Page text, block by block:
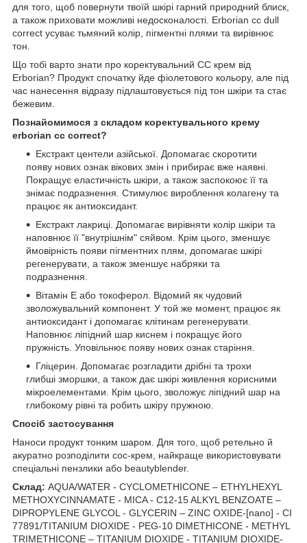
для того, щоб повернути твоїй шкірі гарний природний блиск,
а також приховати можливі недосконалості. Erborian cc dull
correct усуває тьмяний колір, пігментні плями та вирівнює
тон.
Що тобі варто знати про коректувальний CC крем від
Erborian? Продукт спочатку йде фіолетового кольору, але під
час нанесення відразу підлаштовується під тон шкіри та стає
бежевим.
Познайомимося з складом коректувального крему
erborian cc correct?
Екстракт центели азійської. Допомагає скоротити
появу нових ознак вікових змін і прибирає вже наявні.
Покращує еластичність шкіри, а також заспокоює її та
знімає подразнення. Стимулює вироблення колагену та
працює як антиоксидант.
Екстракт лакриці. Допомагає вирівняти колір шкіри та
наповнює її "внутрішнім" сяйвом. Крім цього, зменшує
ймовірність появи пігментних плям, допомагає шкірі
регенерувати, а також зменшує набряки та
подразнення.
Вітамін Е або токоферол. Відомий як чудовий
зволожувальний компонент. У той же момент, працює як
антиоксидант і допомагає клітинам регенерувати.
Наповнює ліпідний шар киснем і покращує його
пружність. Уповільнює появу нових ознак старіння.
Гліцерин. Допомагає розгладити дрібні та трохи
глибші зморшки, а також дає шкірі живлення корисними
мікроелементами. Крім цього, зволожує ліпідний шар на
глибокому рівні та робить шкіру пружною.
Спосіб застосування
Наноси продукт тонким шаром. Для того, щоб ретельно й
акуратно розподілити сос-крем, найкраще використовувати
спеціальні пензлики або beautyblender.
Склад: AQUA/WATER - CYCLOMETHICONE – ETHYLHEXYL
METHOXYCINNAMATE - MICA - C12-15 ALKYL BENZOATE –
DIPROPYLENE GLYCOL - GLYCERIN – ZINC OXIDE-[nano] - CI
77891/TITANIUM DIOXIDE - PEG-10 DIMETHICONE - METHYL
TRIMETHICONE – TITANIUM DIOXIDE - TITANIUM DIOXIDE-